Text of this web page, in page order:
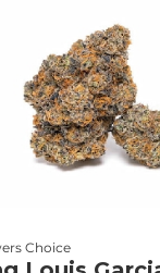
o
o Sticky
alto. Son
estables.
Cherry Runtz
Choice